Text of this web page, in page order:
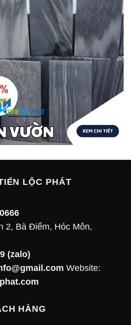
LỘC PHÁT
2, Bà Điểm, Hóc Môn,
(zalo)
Website:
HÀNG